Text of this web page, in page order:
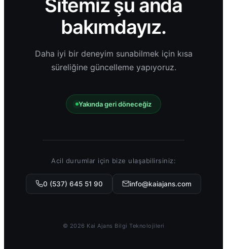
Sitemiz şu anda
bakımdayız.
Daha iyi bir deneyim sunabilmek için kısa
süreliğine güncelleme yapıyoruz.
Yakında geri döneceğiz
Acil durumlar için bize ulaşabilirsiniz:
0 (537) 645 51 90 info@kaiajans.com
© 2026 Kai Ajans Bilgi Teknolojileri